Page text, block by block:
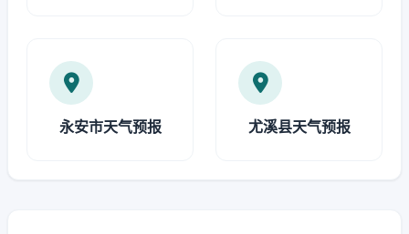
永安市天气预报 尤溪县天气预报